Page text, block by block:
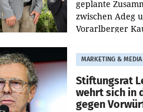
geplante
zwischen Adeg
Vorarlberger
freigegeben: Die
und der
MARKETING & MEDIA
Stiftungsrat
wehrt sich in
gegen